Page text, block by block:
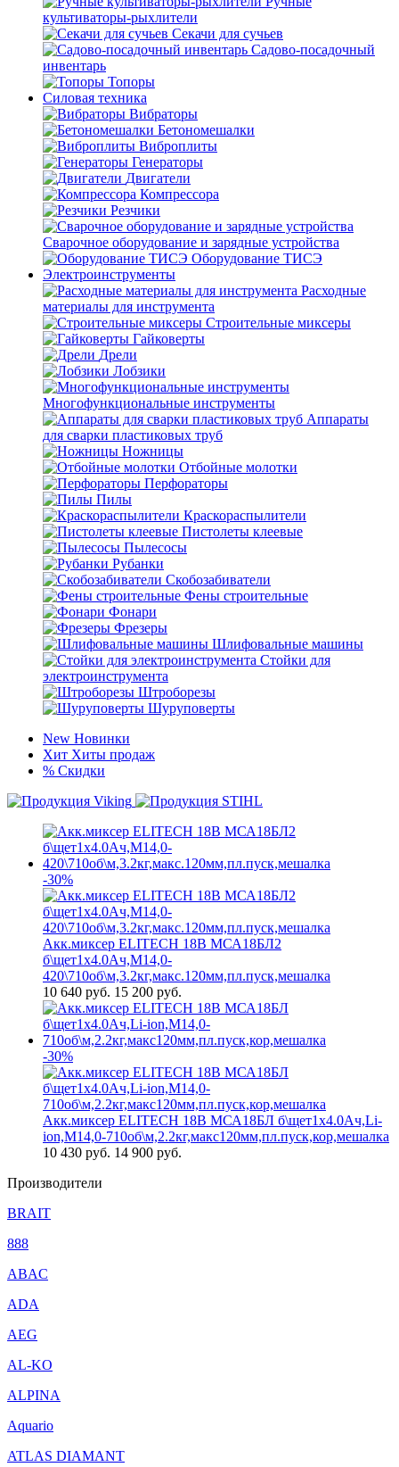
культиваторы-рыхлители
Секачи для сучьев
Садово-посадочный
инвентарь
Топоры
Силовая техника
Вибраторы
Бетономешалки
Виброплиты
Генераторы
Двигатели
Компрессора
Резчики
Сварочное оборудование и зарядные устройства
Оборудование ТИСЭ
Электроинструменты
Расходные
материалы для инструмента
Строительные миксеры
Гайковерты
Дрели
Лобзики
Многофункциональные инструменты
Аппараты
для сварки пластиковых труб
Ножницы
Отбойные молотки
Перфораторы
Пилы
Краскораспылители
Пистолеты клеевые
Пылесосы
Рубанки
Скобозабиватели
Фены строительные
Фонари
Фрезеры
Шлифовальные машины
Стойки для
электроинструмента
Штроборезы
Шуруповерты
New Новинки
Хит Хиты продаж
% Скидки
-30%
Акк.миксер ELITECH 18В МСА18БЛ2
б\щет1х4.0Ач,М14,0-
420\710об\м,3.2кг,макс.120мм,пл.пуск,мешалка
10 640 руб. 15 200 руб.
-30%
Акк.миксер ELITECH 18В МСА18БЛ б\щет1х4.0Ач,Li-
ion,М14,0-710об\м,2.2кг,макс120мм,пл.пуск,кор,мешалка
10 430 руб. 14 900 руб.
Производители
BRAIT
888
ABAC
ADA
AEG
AL-KO
ALPINA
Aquario
ATLAS DIAMANT